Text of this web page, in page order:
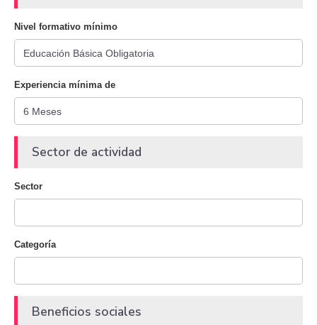
Nivel formativo mínimo
Experiencia mínima de
Sector de actividad
Sector
Categoría
Beneficios sociales